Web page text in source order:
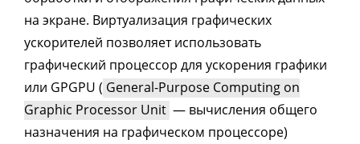
на экране. Виртуализация графических
ускорителей позволяет использовать
графический процессор для ускорения графики
или GPGPU ( General-Purpose Computing on
Graphic Processor Unit — вычисления общего
назначения на графическом процессоре)